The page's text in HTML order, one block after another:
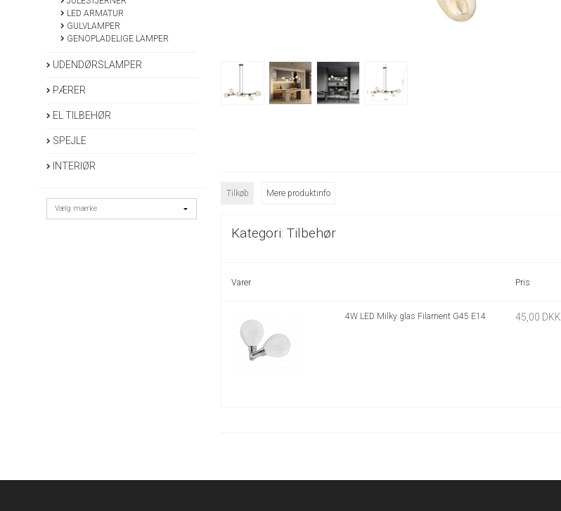
LED ARMATUR
GULVLAMPER
GENOPLADELIGE LAMPER
UDENDØRSLAMPER
PÆRER
EL TILBEHØR
SPEJLE
INTERIØR
Tilkøb Mere produktinfo
Kategori: Tilbehør
Varer Pris
4W LED Milky glas Filament G45 E14 45,00 DKK